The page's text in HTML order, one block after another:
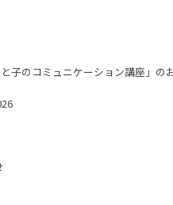
子のコミュニケーション講座」の